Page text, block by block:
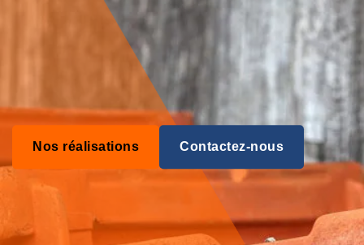
Nos réalisations Contactez-nous